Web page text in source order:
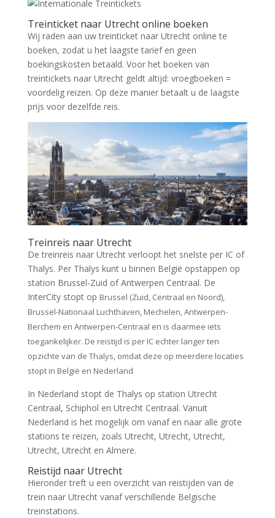
Treinticket naar Utrecht online boeken
Wij raden aan uw treinticket naar Utrecht online te
boeken, zodat u het laagste tarief en geen
boekingskosten betaald. Voor het boeken van
treintickets naar Utrecht geldt altijd: vroegboeken =
voordelig reizen. Op deze manier betaalt u de laagste
prijs voor dezelfde reis.
Treinreis naar Utrecht
De treinreis naar Utrecht verloopt het snelste per IC of
Thalys. Per Thalys kunt u binnen België opstappen op
station Brussel-Zuid of Antwerpen Centraal. De
InterCity stopt op Brussel (Zuid, Centraal en Noord),
Brussel-Nationaal Luchthaven, Mechelen, Antwerpen-
Berchem en Antwerpen-Centraal en is daarmee iets
toegankelijker. De reistijd is per IC echter langer ten
opzichte van de Thalys, omdat deze op meerdere locaties
stopt in België en Nederland
In Nederland stopt de Thalys op station Utrecht
Centraal, Schiphol en Utrecht Centraal. Vanuit
Nederland is het mogelijk om vanaf en naar alle grote
stations te reizen, zoals Utrecht, Utrecht, Utrecht,
Utrecht, Utrecht en Almere.
Reistijd naar Utrecht
Hieronder treft u een overzicht van reistijden van de
trein naar Utrecht vanaf verschillende Belgische
treinstations.